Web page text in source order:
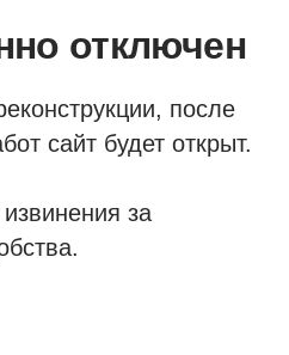
отключен
после
сайт будет открыт.
за